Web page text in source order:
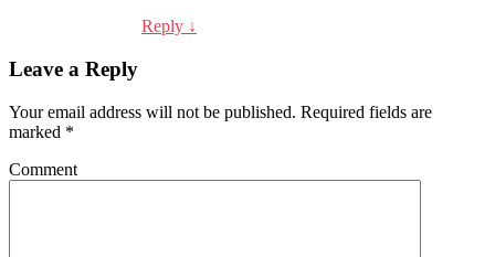
Reply ↓
Leave a Reply
Your email address will not be published. Required fields are
marked *
Comment